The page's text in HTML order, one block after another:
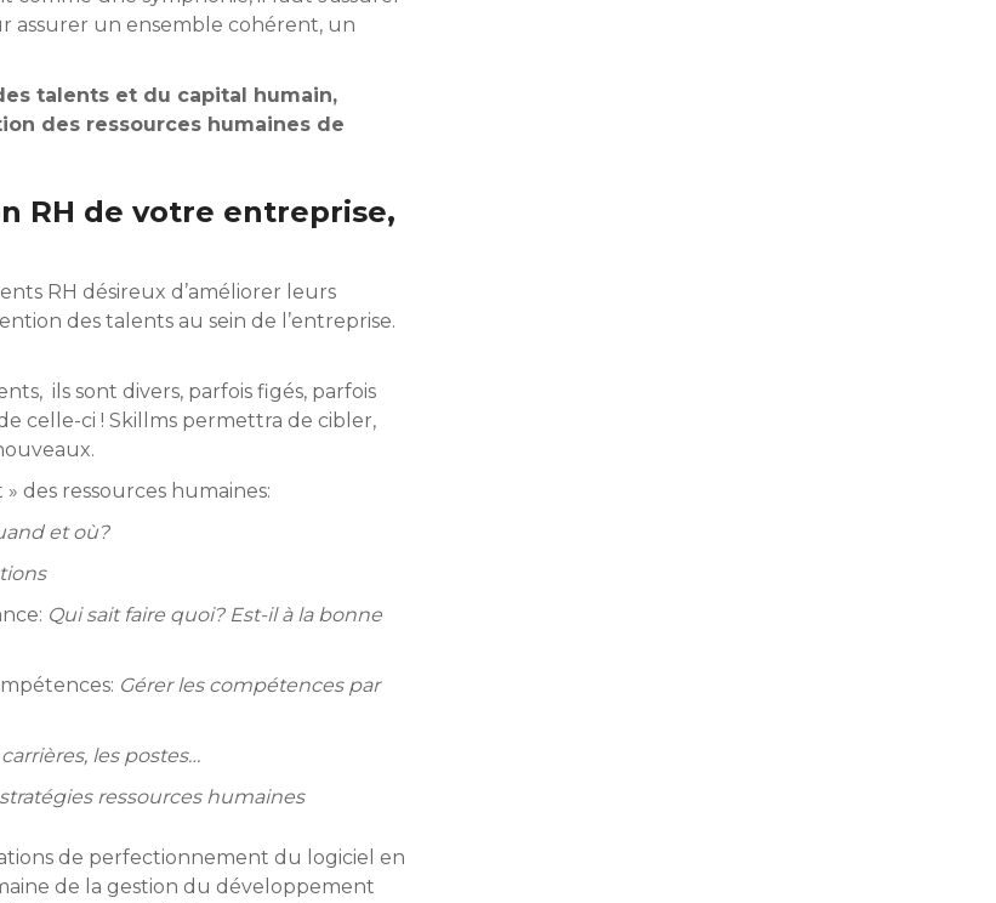
assurer un ensemble cohérent, un
talents et du capital humain,
des ressources humaines de
RH de votre entreprise,
RH désireux d’améliorer leurs
des talents au sein de l’entreprise.
ils sont divers, parfois figés, parfois
celle-ci ! Skillms permettra de cibler,
des ressources humaines:
et où?
Qui sait faire quoi? Est-il à la bonne
Gérer les compétences par
les postes…
ressources humaines
de perfectionnement du logiciel en
de la gestion du développement